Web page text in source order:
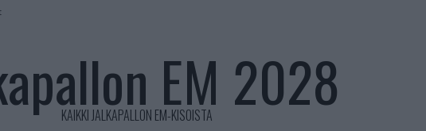
EM 2028
KAIKKI JALKAPALLON EM-KISOISTA